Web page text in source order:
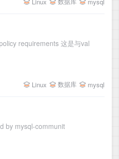
requirements 这是与val
Linux 数据库 mysql
libnuma.so.1()(64bit) is needed by mysql-communit